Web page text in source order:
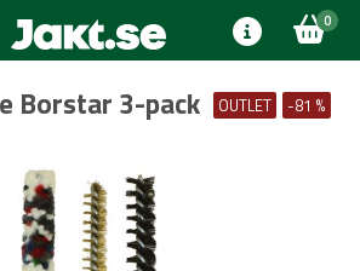
0
Borstar 3-pack OUTLET -81 %